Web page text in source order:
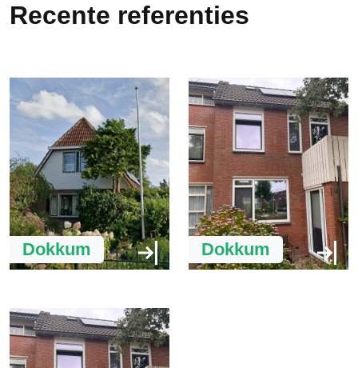
Recente referenties
Dokkum Dokkum